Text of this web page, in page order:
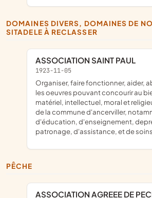
DOMAINES DIVERS, DOMAINES DE NOMENCLATURE
SITADELE À RECLASSER
ASSOCIATION SAINT PAUL
1923-11-05
organiser, faire fonctionner, aider, abriter ou favoriser
les oeuvres pouvant concourir au
matériel, intellectuel, moral et
de la commune d'ancerviller,
d'éducation, d'enseignement,
patronage, d'assistance, et de
PÊCHE
ASSOCIATION AGREEE DE PECHE ET DE